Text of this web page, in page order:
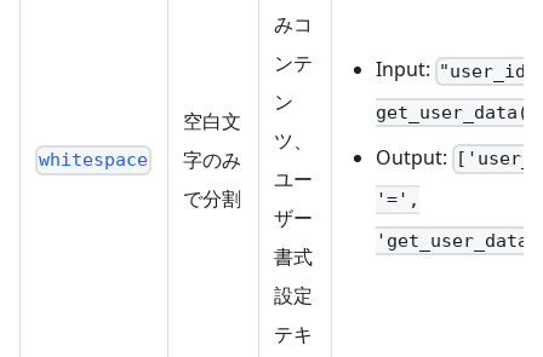
whitespace
空白文
字のみ
で分割
みコ
ンテ
ン
ツ、
ユー
ザー
書式
設定
テキ
Input: "user_id
Output:
'=',